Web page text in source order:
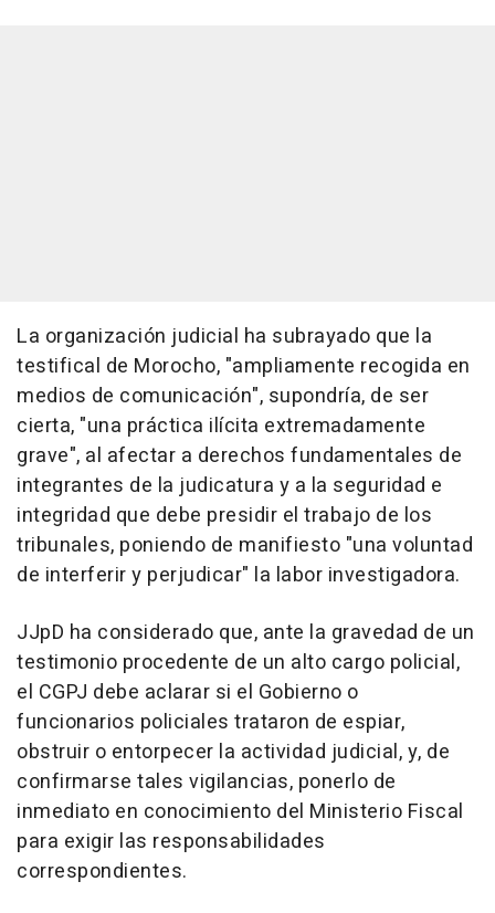
La organización judicial ha subrayado que la
testifical de Morocho, "ampliamente recogida en
medios de comunicación", supondría, de ser
cierta, "una práctica ilícita extremadamente
grave", al afectar a derechos fundamentales de
integrantes de la judicatura y a la seguridad e
integridad que debe presidir el trabajo de los
tribunales, poniendo de manifiesto "una voluntad
de interferir y perjudicar" la labor investigadora.
JJpD ha considerado que, ante la gravedad de un
testimonio procedente de un alto cargo policial,
el CGPJ debe aclarar si el Gobierno o
funcionarios policiales trataron de espiar,
obstruir o entorpecer la actividad judicial, y, de
confirmarse tales vigilancias, ponerlo de
inmediato en conocimiento del Ministerio Fiscal
para exigir las responsabilidades
correspondientes.